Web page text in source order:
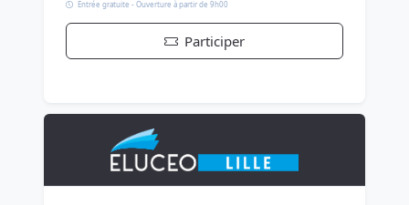
Entrée gratuite - Ouverture à partir de 9h00
Participer